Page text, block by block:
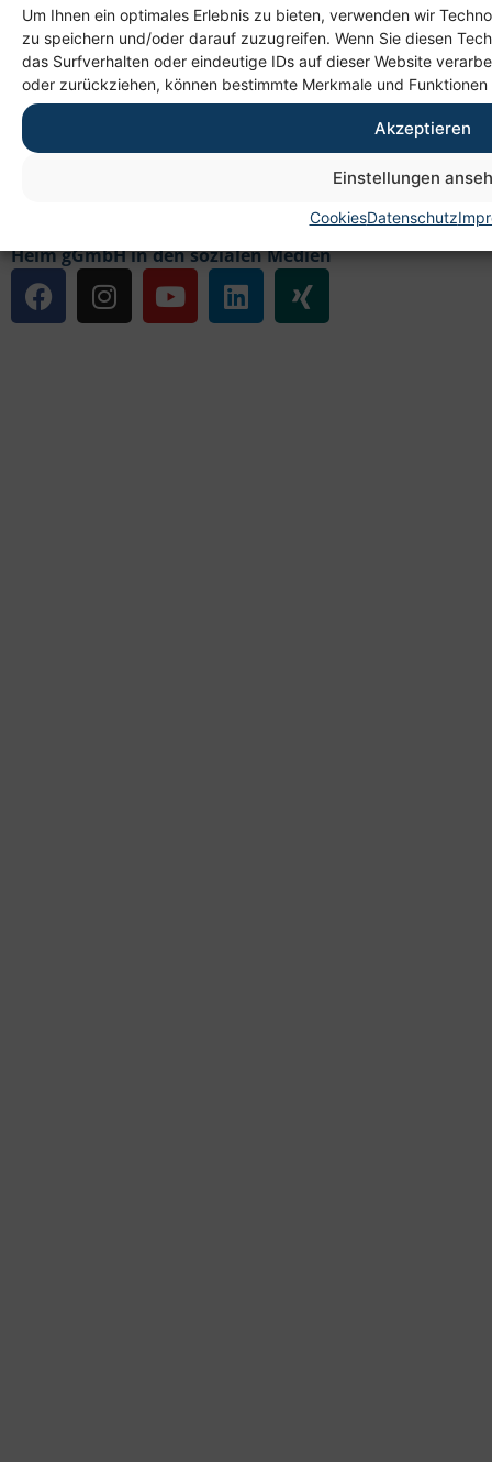
Um Ihnen ein optimales Erlebnis zu bieten, verwenden wir
zu speichern und/oder darauf zuzugreifen. Wenn Sie diesen
das Surfverhalten oder eindeutige IDs auf dieser Website
oder zurückziehen, können bestimmte Merkmale und
Akzeptieren
Einstellungen
CookiesDatenschutz
Links
Datenschutz
Heim gGmbH in den sozialen Medien